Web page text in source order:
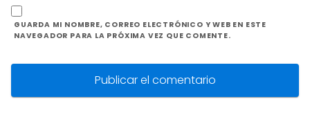
GUARDA MI NOMBRE, CORREO ELECTRÓNICO Y WEB EN ESTE
NAVEGADOR PARA LA PRÓXIMA VEZ QUE COMENTE.